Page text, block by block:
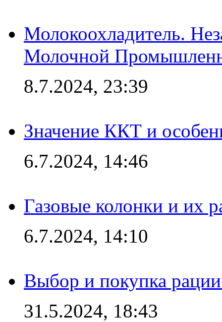
Молокоохладитель.
Молочной
8.7.2024, 23:39
Значение ККТ и
6.7.2024, 14:46
Газовые колонки и их
6.7.2024, 14:10
Выбор и покупка
31.5.2024, 18:43